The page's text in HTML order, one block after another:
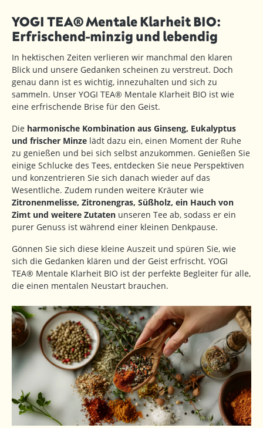
YOGI TEA® Mentale Klarheit BIO:
Erfrischend-minzig und lebendig
In hektischen Zeiten verlieren wir manchmal den klaren
Blick und unsere Gedanken scheinen zu verstreut. Doch
genau dann ist es wichtig, innezuhalten und sich zu
sammeln. Unser YOGI TEA® Mentale Klarheit BIO ist wie
eine erfrischende Brise für den Geist.
Die harmonische Kombination aus Ginseng, Eukalyptus
und frischer Minze lädt dazu ein, einen Moment der Ruhe
zu genießen und bei sich selbst anzukommen. Genießen Sie
einige Schlucke des Tees, entdecken Sie neue Perspektiven
und konzentrieren Sie sich danach wieder auf das
Wesentliche. Zudem runden weitere Kräuter wie
Zitronenmelisse, Zitronengras, Süßholz, ein Hauch von
Zimt und weitere Zutaten unseren Tee ab, sodass er ein
purer Genuss ist während einer kleinen Denkpause.
Gönnen Sie sich diese kleine Auszeit und spüren Sie, wie
sich die Gedanken klären und der Geist erfrischt. YOGI
TEA® Mentale Klarheit BIO ist der perfekte Begleiter für alle,
die einen mentalen Neustart brauchen.